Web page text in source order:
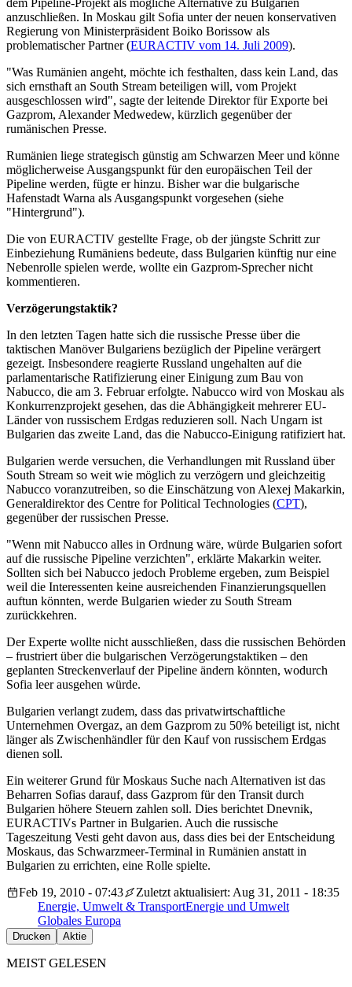
dem Pipeline-Projekt als mögliche Alternative zu Bulgarien
anzuschließen. In Moskau gilt Sofia unter der neuen konservativen
Regierung von Ministerpräsident Boiko Borissow als
problematischer Partner (EURACTIV vom 14. Juli 2009).
"Was Rumänien angeht, möchte ich festhalten, dass kein Land, das
sich ernsthaft an South Stream beteiligen will, vom Projekt
ausgeschlossen wird", sagte der leitende Direktor für Exporte bei
Gazprom, Alexander Medwedew, kürzlich gegenüber der
rumänischen Presse.
Rumänien liege strategisch günstig am Schwarzen Meer und könne
möglicherweise Ausgangspunkt für den europäischen Teil der
Pipeline werden, fügte er hinzu. Bisher war die bulgarische
Hafenstadt Warna als Ausgangspunkt vorgesehen (siehe
"Hintergrund").
Die von EURACTIV gestellte Frage, ob der jüngste Schritt zur
Einbeziehung Rumäniens bedeute, dass Bulgarien künftig nur eine
Nebenrolle spielen werde, wollte ein Gazprom-Sprecher nicht
kommentieren.
Verzögerungstaktik?
In den letzten Tagen hatte sich die russische Presse über die
taktischen Manöver Bulgariens bezüglich der Pipeline verärgert
gezeigt. Insbesondere reagierte Russland ungehalten auf die
parlamentarische Ratifizierung einer Einigung zum Bau von
Nabucco, die am 3. Februar erfolgte. Nabucco wird von Moskau als
Konkurrenzprojekt gesehen, das die Abhängigkeit mehrerer EU-
Länder von russischem Erdgas reduzieren soll. Nach Ungarn ist
Bulgarien das zweite Land, das die Nabucco-Einigung ratifiziert hat.
Bulgarien werde versuchen, die Verhandlungen mit Russland über
South Stream so weit wie möglich zu verzögern und gleichzeitig
Nabucco voranzutreiben, so die Einschätzung von Alexej Makarkin,
Generaldirektor des Centre for Political Technologies (CPT),
gegenüber der russischen Presse.
"Wenn mit Nabucco alles in Ordnung wäre, würde Bulgarien sofort
auf die russische Pipeline verzichten", erklärte Makarkin weiter.
Sollten sich bei Nabucco jedoch Probleme ergeben, zum Beispiel
weil die Interessenten keine ausreichenden Finanzierungsquellen
auftun könnten, werde Bulgarien wieder zu South Stream
zurückkehren.
Der Experte wollte nicht ausschließen, dass die russischen Behörden
– frustriert über die bulgarischen Verzögerungstaktiken – den
geplanten Streckenverlauf der Pipeline ändern könnten, wodurch
Sofia leer ausgehen würde.
Bulgarien verlangt zudem, dass das privatwirtschaftliche
Unternehmen Overgaz, an dem Gazprom zu 50% beteiligt ist, nicht
länger als Zwischenhändler für den Kauf von russischem Erdgas
dienen soll.
Ein weiterer Grund für Moskaus Suche nach Alternativen ist das
Beharren Sofias darauf, dass Gazprom für den Transit durch
Bulgarien höhere Steuern zahlen soll. Dies berichtet Dnevnik,
EURACTIVs Partner in Bulgarien. Auch die russische
Tageszeitung Vesti geht davon aus, dass dies bei der Entscheidung
Moskaus, das Schwarzmeer-Terminal in Rumänien anstatt in
Bulgarien zu errichten, eine Rolle spielte.
Feb 19, 2010 - 07:43
Zuletzt aktualisiert: Aug 31, 2011 - 18:35
Energie, Umwelt & TransportEnergie und Umwelt
Globales Europa
Drucken Aktie
MEIST GELESEN